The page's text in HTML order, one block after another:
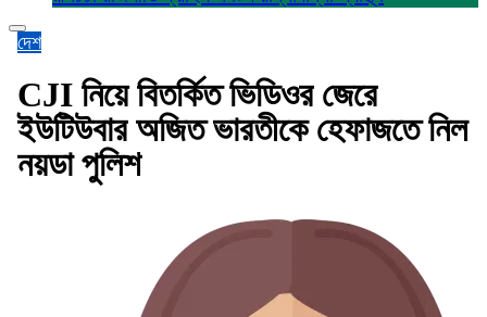
দেশ
CJI নিয়ে বিতর্কিত ভিডিওর জেরে
ইউটিউবার অজিত ভারতীকে হেফাজতে নিল
নয়ডা পুলিশ